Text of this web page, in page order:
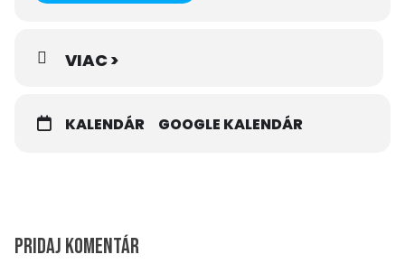
VIAC >
KALENDÁR GOOGLE KALENDÁR
Pridaj komentár